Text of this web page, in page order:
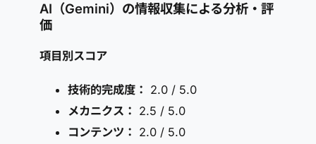
AI（Gemini）の情報収集による分析・評
価
項目別スコア
技術的完成度： 2.0 / 5.0
メカニクス： 2.5 / 5.0
コンテンツ： 2.0 / 5.0